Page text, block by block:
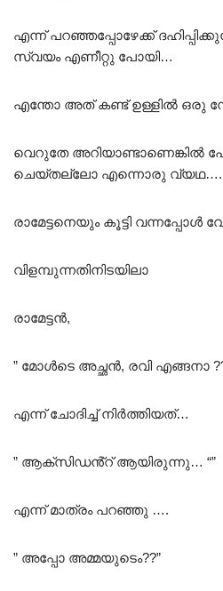
എന്ന് പറഞ്ഞപ്പോഴേക്ക്
സ്വയം എണീറ്റു പോയി…
എന്തോ അത് കണ്ട് ഉള്ളിൽ ഒരു
വെറുതേ അറിയാണ്ടാണെങ്കിൽ
ചെയ്തല്ലോ എന്നൊരു വ്യഥ….
രാമേട്ടനെയും കൂട്ടി വന്നപ്പോൾ
വിളമ്പുന്നതിനിടയിലാ
രാമേട്ടൻ,
” മോൾടെ അച്ഛൻ, രവി എങ്ങനാ
എന്ന് ചോദിച്ച് നിർത്തിയത്…
” ആക്സിഡൻ്റ് ആയിരുന്നു… “”
എന്ന് മാത്രം പറഞ്ഞു ….
” അപ്പോ അമ്മയുടെം??”